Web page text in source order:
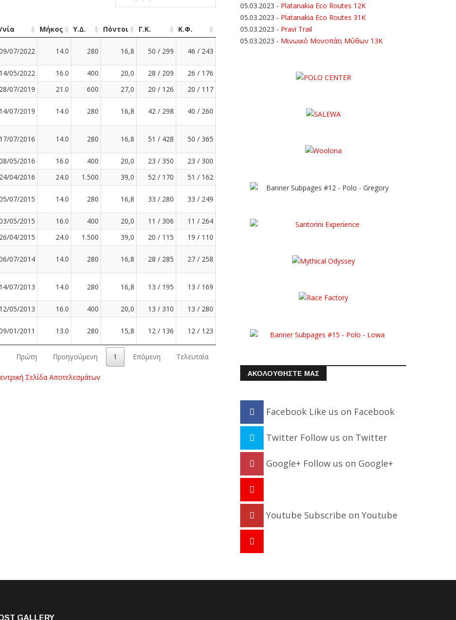
Μήκος Υ.Δ. Πόντοι Γ.Κ.
Κ.Φ.
07/2022 14.0 280 16,8 50 / 299 46 / 243
14/05/2022 16.0 400 20,0 28 / 209
26 / 176
28/07/2019 21.0 600 27,0 20 / 126
20 / 117
14/07/2019 14.0 280 16,8 42 / 298 40 / 260
17/07/2016 14.0 280 16,8 51 / 428 50 / 365
05/2016 16.0 400 20,0 23 / 350
23 / 300
24/04/2016 24.0 1.500 39,0 52 / 170
51 / 162
07/2015 14.0 280 16,8 33 / 280 33 / 249
05/2015 16.0 400 20,0 11 / 306
11 / 264
26/04/2015 24.0 1.500 39,0 20 / 115
19 / 110
07/2014 14.0 280 16,8 28 / 285 27 / 258
14/07/2013 14.0 280 16,8 13 / 195 13 / 169
12/05/2013 16.0 400 20,0 13 / 310
13 / 280
01/2011 13.0 280 15,8 12 / 136 12 / 123
Πρώτη Προηγούμενη 1 Επόμενη Τελευταία
Σελίδα Αποτελεσμάτων
05.03.2023 - Platanakia Eco Routes 12K
05.03.2023 - Platanakia Eco Routes 31K
05.03.2023 - Pravi Trail
05.03.2023 - Μινωικό Μονοπάτι Μύθων 13Κ
ΑΚΟΛΟΥΘΗΣΤΕ ΜΑΣ
Facebook Like us on Facebook
Twitter Follow us on Twitter
Google+ Follow us on Google+
Youtube Subscribe on Youtube
GALLERY